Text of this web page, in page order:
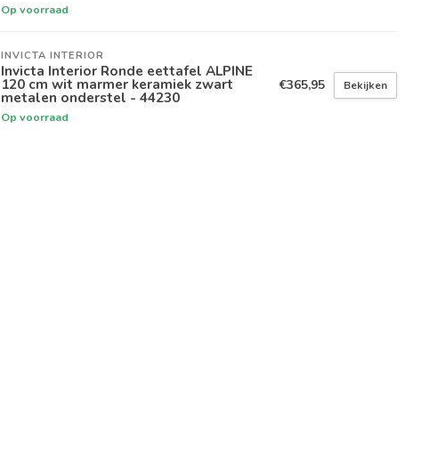
Op voorraad
INVICTA INTERIOR
Invicta Interior Ronde eettafel ALPINE
120 cm wit marmer keramiek zwart
metalen onderstel - 44230
Op voorraad
€365,95 Bekijken